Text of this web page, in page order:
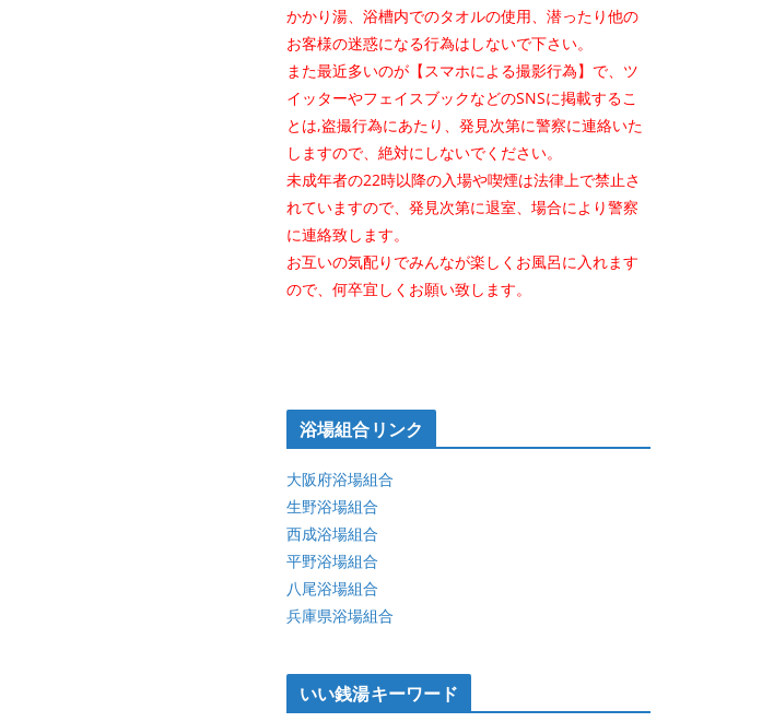
かかり湯、浴槽内でのタオルの使用、潜ったり他の
お客様の迷惑になる行為はしないで下さい。
また最近多いのが【スマホによる撮影行為】で、ツ
イッターやフェイスブックなどのSNSに掲載するこ
とは,盗撮行為にあたり、発見次第に警察に連絡いた
しますので、絶対にしないでください。
未成年者の22時以降の入場や喫煙は法律上で禁止さ
れていますので、発見次第に退室、場合により警察
に連絡致します。
お互いの気配りでみんなが楽しくお風呂に入れます
ので、何卒宜しくお願い致します。
浴場組合リンク
大阪府浴場組合
生野浴場組合
西成浴場組合
平野浴場組合
八尾浴場組合
兵庫県浴場組合
いい銭湯キーワード